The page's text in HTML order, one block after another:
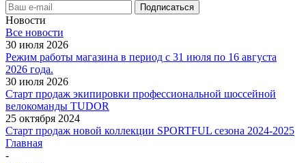
Новости
Все новости
30 июля 2026
Режим работы магазина в период с 31 июля по 16 августа
2026 года.
30 июля 2026
Старт продаж экипировки профессиональной шоссейной
велокоманды TUDOR
25 октября 2024
Старт продаж новой коллекции SPORTFUL сезона 2024-2025
Главная
-